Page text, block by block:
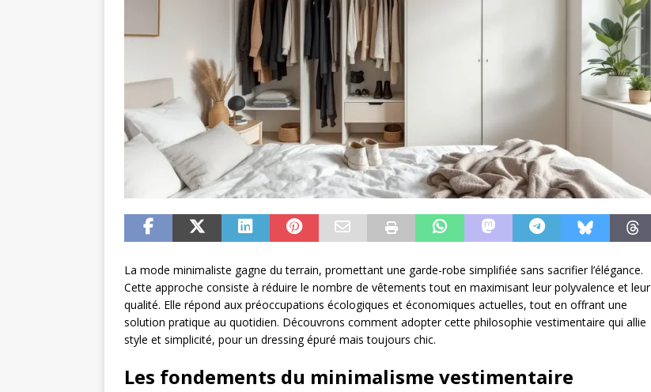
La mode minimaliste gagne du terrain, promettant une garde-robe simplifiée sans sacrifier l’élégance.
Cette approche consiste à réduire le nombre de vêtements tout en maximisant leur polyvalence et leur
qualité. Elle répond aux préoccupations écologiques et économiques actuelles, tout en offrant une
solution pratique au quotidien. Découvrons comment adopter cette philosophie vestimentaire qui allie
style et simplicité, pour un dressing épuré mais toujours chic.
Les fondements du minimalisme vestimentaire